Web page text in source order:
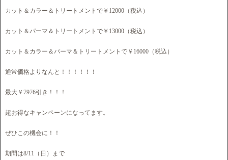
カット＆カラー＆トリートメントで￥12000（税込）
カット＆パーマ＆トリートメントで￥13000（税込）
カット＆カラー＆パーマ＆トリートメントで￥16000（税込）
通常価格よりなんと！！！！！！
最大￥7976引き！！！
超お得なキャンペーンになってます。
ぜひこの機会に！！
期間は8/11（日）まで